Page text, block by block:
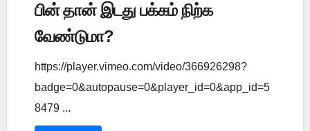
பின் தான் இடது பக்கம் நிற்க
வேண்டுமா?
https://player.vimeo.com/video/366926298?
badge=0&autopause=0&player_id=0&app_id=5
8479 ...